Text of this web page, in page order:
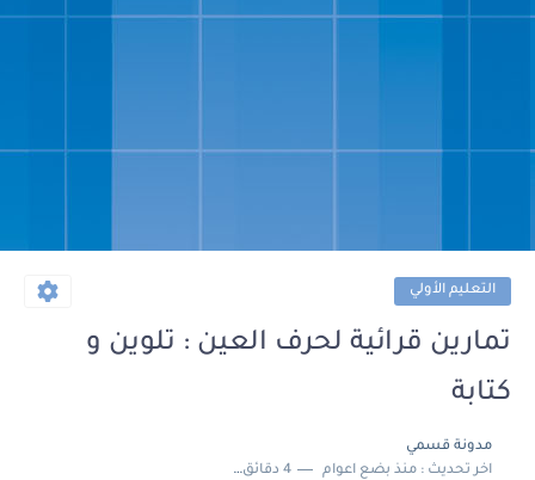
التعليم الأولي
تمارين قرائية لحرف العين : تلوين و
كتابة
مدونة قسمي
اخر تحديث :منذ بضع اعوام 4 دقائق للقراءة